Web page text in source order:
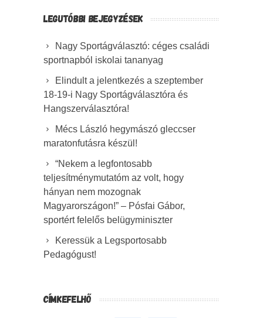
LEGUTÓBBI BEJEGYZÉSEK
Nagy Sportágválasztó: céges családi
sportnapból iskolai tananyag
Elindult a jelentkezés a szeptember
18-19-i Nagy Sportágválasztóra és
Hangszerválasztóra!
Mécs László hegymászó gleccser
maratonfutásra készül!
“Nekem a legfontosabb
teljesítménymutatóm az volt, hogy
hányan nem mozognak
Magyarországon!” – Pósfai Gábor,
sportért felelős belügyminiszter
Keressük a Legsportosabb
Pedagógust!
CÍMKEFELHŐ